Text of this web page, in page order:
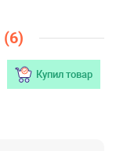
(6)
Купил товар